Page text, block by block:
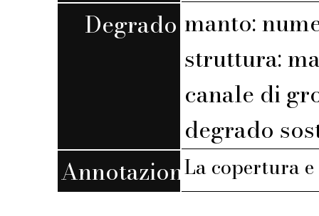
Degrado manto:
struttura:
canale di
degrado
AnnotazioniLa copertura